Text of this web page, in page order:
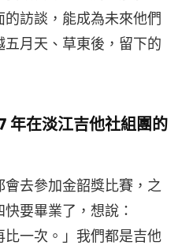
訪談，能成為未來他們
五月天、草東後，留下的
年在淡江吉他社組團的
去參加金韶獎比賽，之
要畢業了，想說：
比一次。」我們都是吉他